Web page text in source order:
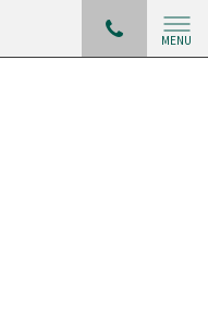
MENU